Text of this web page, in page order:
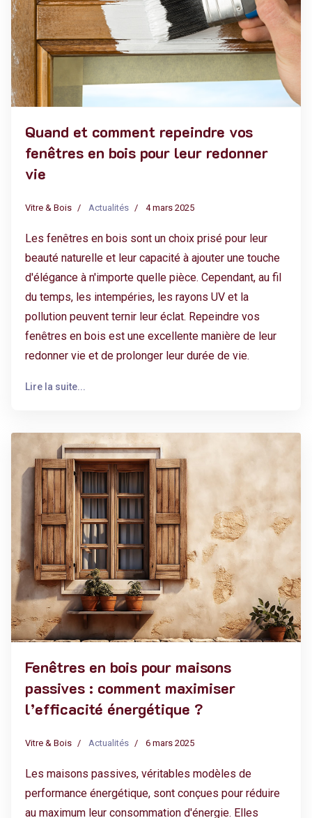
Quand et comment repeindre vos
fenêtres en bois pour leur redonner
vie
Vitre & Bois Actualités 4 mars 2025
Les fenêtres en bois sont un choix prisé pour leur
beauté naturelle et leur capacité à ajouter une touche
d'élégance à n'importe quelle pièce. Cependant, au fil
du temps, les intempéries, les rayons UV et la
pollution peuvent ternir leur éclat. Repeindre vos
fenêtres en bois est une excellente manière de leur
redonner vie et de prolonger leur durée de vie.
Lire la suite...
Fenêtres en bois pour maisons
passives : comment maximiser
l’efficacité énergétique ?
Vitre & Bois Actualités 6 mars 2025
Les maisons passives, véritables modèles de
performance énergétique, sont conçues pour réduire
au maximum leur consommation d'énergie. Elles